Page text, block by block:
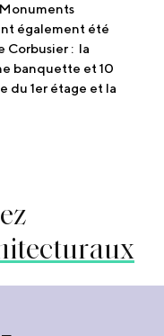
également été
Corbusier : la
banquette et 10
du 1er étage et la